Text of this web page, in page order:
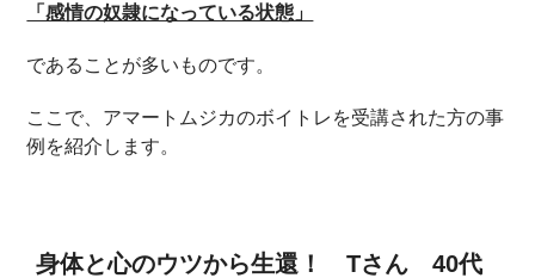
「感情の奴隷になっている状態」
であることが多いものです。
ここで、アマートムジカのボイトレを受講された方の事
例を紹介します。
身体と心のウツから生還！ Tさん 40代